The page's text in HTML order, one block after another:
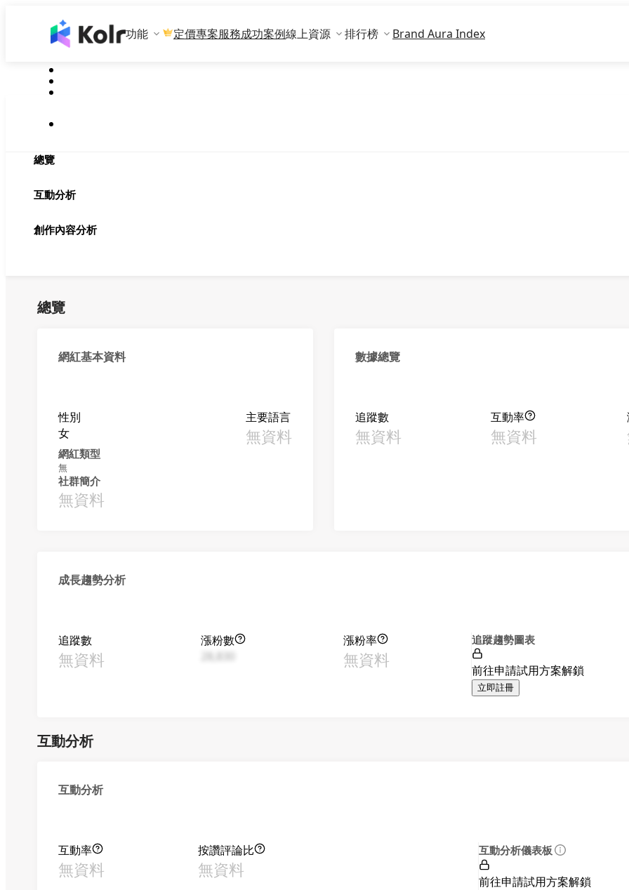
功能 定價專案服務成功案例線上資源 排行榜 Brand Aura Index
總覽
互動分析
創作內容分析
總覽
網紅基本資料
性別
女
主要語言
無資料
網紅類型
無
社群簡介
無資料
數據總覽
追蹤數
無資料
互動率
無資料
成長趨勢分析
追蹤數
無資料
漲粉數
漲粉率
無資料
追蹤趨勢圖表
前往申請試用方案解鎖
立即註冊
互動分析
互動分析
互動率
無資料
按讚評論比
無資料
互動分析儀表板
前往申請試用方案解鎖